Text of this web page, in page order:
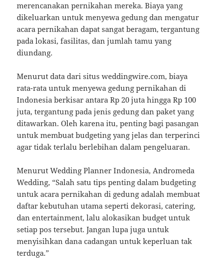
merencanakan pernikahan mereka. Biaya yang
dikeluarkan untuk menyewa gedung dan mengatur
acara pernikahan dapat sangat beragam, tergantung
pada lokasi, fasilitas, dan jumlah tamu yang
diundang.
Menurut data dari situs weddingwire.com, biaya
rata-rata untuk menyewa gedung pernikahan di
Indonesia berkisar antara Rp 20 juta hingga Rp 100
juta, tergantung pada jenis gedung dan paket yang
ditawarkan. Oleh karena itu, penting bagi pasangan
untuk membuat budgeting yang jelas dan terperinci
agar tidak terlalu berlebihan dalam pengeluaran.
Menurut Wedding Planner Indonesia, Andromeda
Wedding, “Salah satu tips penting dalam budgeting
untuk acara pernikahan di gedung adalah membuat
daftar kebutuhan utama seperti dekorasi, catering,
dan entertainment, lalu alokasikan budget untuk
setiap pos tersebut. Jangan lupa juga untuk
menyisihkan dana cadangan untuk keperluan tak
terduga.”